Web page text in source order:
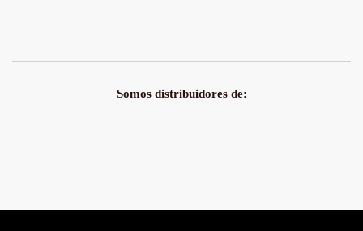
Somos distribuidores de: